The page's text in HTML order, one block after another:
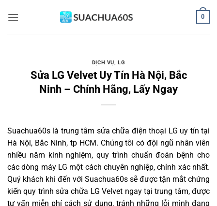
qua
0
DỊCH VỤ, LG
Sửa LG Velvet Uy Tín Hà Nội, Bắc
Ninh – Chính Hãng, Lấy Ngay
Suachua60s là trung tâm sửa chữa điện thoại LG uy tín tại
Hà Nội, Bắc Ninh, tp HCM. Chúng tôi có đội ngũ nhân viên
nhiều năm kinh nghiệm, quy trình chuẩn đoán bệnh cho
các dòng máy LG một cách chuyên nghiệp, chính xác nhất.
Quý khách khi đến với Suachua60s sẽ được tận mắt chứng
kiến quy trình sửa chữa LG Velvet ngay tại trung tâm, được
tư vấn miễn phí cách sử dụng, tránh những lỗi mình đang